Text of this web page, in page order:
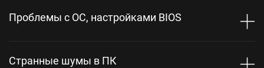
Проблемы с ОС, настройками BIOS
Странные шумы в ПК